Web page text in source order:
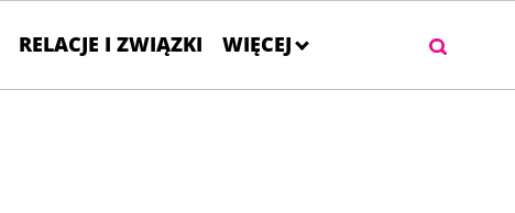
RELACJE I ZWIĄZKI WIĘCEJ